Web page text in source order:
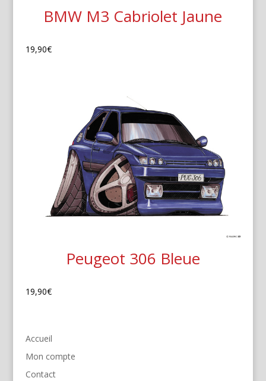
BMW M3 Cabriolet Jaune
19,90€
Peugeot 306 Bleue
19,90€
Accueil
Mon compte
Contact